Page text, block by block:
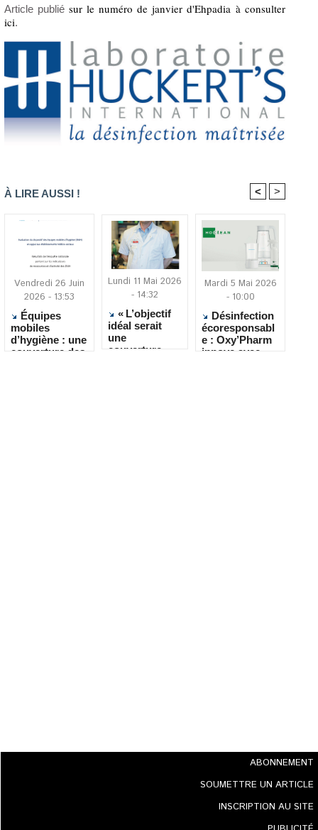
Article publié sur le numéro de janvier d'Ehpadia à consulter
ici.
À LIRE AUSSI ! < >
Vendredi 26 Juin
2026 - 13:53
Équipes
mobiles
d’hygiène : une
couverture des
Lundi 11 Mai 2026
- 14:32
« L’objectif
idéal serait
une
couverture
Mardi 5 Mai 2026
- 10:00
Désinfection
écoresponsabl
e : Oxy’Pharm
innove avec
ABONNEMENT
SOUMETTRE UN ARTICLE
INSCRIPTION AU SITE